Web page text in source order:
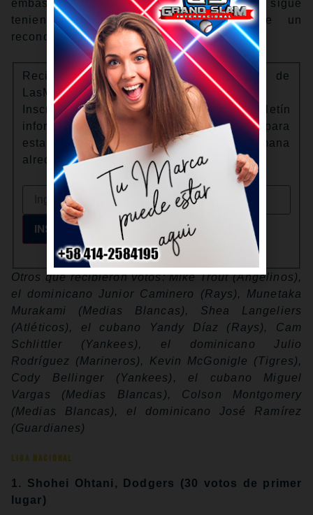
embasándose llegó a su fin, pero Kurtz sigue
teniendo un tremendo año digno de un
reconocimiento.
Recibe boletines informativos de
LasMayores.com
Inscríbete para recibir nuestro boletín
informativo Lo Esencial de la Semana para
estar al tanto de la tendencia de cada semana
alrededor de Major League Baseball.
INSCRÍBETE
Otros que recibieron votos: Mike Trout (Angelinos),
el dominicano Junior Caminero (Rays), Munetaka
Murakami (Medias Blancas), Shea Langeliers
(Atléticos), el cubano Yandy Díaz (Rays), Cam
Schlittler (Yankees), el dominicano Julio
Rodríguez (Marineros), Kevin McGonigle (Tigres),
Cody Bellinger (Yankees), el cubano Miguel
Vargas (Medias Blancas), Colson Montgomery
(Medias Blancas), el dominicano José Ramírez
(Guardianes)
LIGA NACIONAL
1. Shohei Ohtani, Dodgers
(30 votos de primer
lugar)